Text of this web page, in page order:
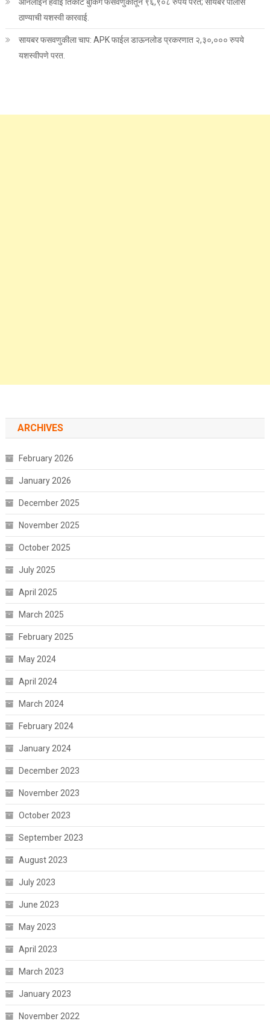
ठाण्याची यशस्वी कारवाई.
सायबर फसवणुकीला चाप: APK फाईल डाऊनलोड प्रकरणात २,३०,००० रुपये
यशस्वीपणे परत.
ARCHIVES
February 2026
January 2026
December 2025
November 2025
October 2025
July 2025
April 2025
March 2025
February 2025
May 2024
April 2024
March 2024
February 2024
January 2024
December 2023
November 2023
October 2023
September 2023
August 2023
July 2023
June 2023
May 2023
April 2023
March 2023
January 2023
November 2022